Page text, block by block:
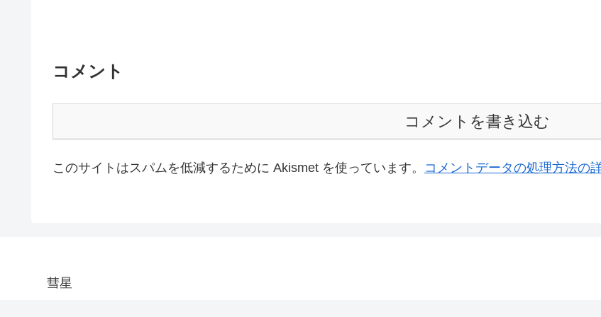
コメント
コメントを書き込む
このサイトはスパムを低減するために Akismet を使っています。 コメントデータの処理方法の
彗星